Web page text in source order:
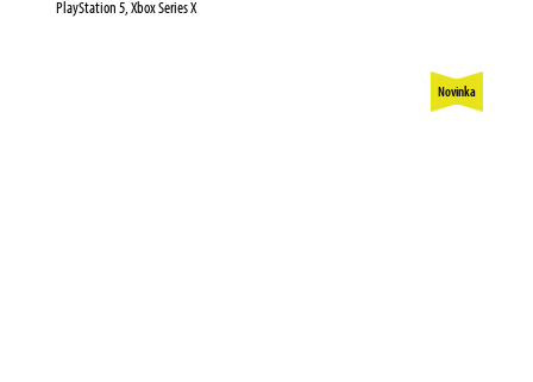
PlayStation 5, Xbox Series X
Novinka